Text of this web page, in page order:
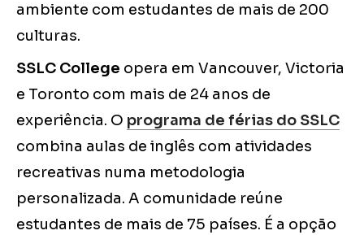
ambiente com estudantes de mais de 200
culturas.
SSLC College opera em Vancouver, Victoria
e Toronto com mais de 24 anos de
experiência. O programa de férias do SSLC
combina aulas de inglês com atividades
recreativas numa metodologia
personalizada. A comunidade reúne
estudantes de mais de 75 países. É a opção